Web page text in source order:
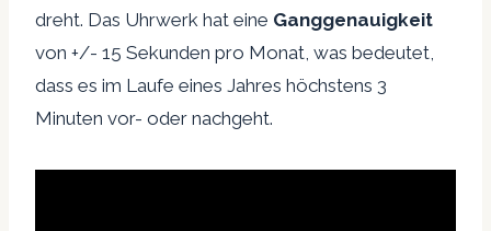
dreht. Das Uhrwerk hat eine Ganggenauigkeit
von +/- 15 Sekunden pro Monat, was bedeutet,
dass es im Laufe eines Jahres höchstens 3
Minuten vor- oder nachgeht.